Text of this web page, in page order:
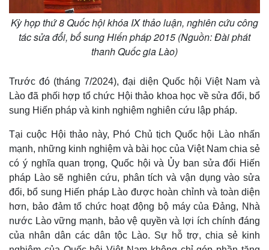
Kỳ họp thứ 8 Quốc hội khóa IX thảo luận, nghiên cứu công
tác sửa đổi, bổ sung Hiến pháp 2015 (Nguồn: Đài phát
thanh Quốc gia Lào)
Trước đó (tháng 7/2024), đại diện Quốc hội Việt Nam và
Lào đã phối hợp tổ chức Hội thảo khoa học về sửa đổi, bổ
sung Hiến pháp và kinh nghiệm nghiên cứu lập pháp.
Tại cuộc Hội thảo này, Phó Chủ tịch Quốc hội Lào nhấn
mạnh, những kinh nghiệm và bài học của Việt Nam chia sẻ
có ý nghĩa quan trọng, Quốc hội và Ủy ban sửa đổi Hiến
pháp Lào sẽ nghiên cứu, phân tích và vận dụng vào sửa
đổi, bổ sung Hiến pháp Lào được hoàn chỉnh và toàn diện
hơn, bảo đảm tổ chức hoạt động bộ máy của Đảng, Nhà
nước Lào vững mạnh, bảo vệ quyền và lợi ích chính đáng
của nhân dân các dân tộc Lào. Sự hỗ trợ, chia sẻ kinh